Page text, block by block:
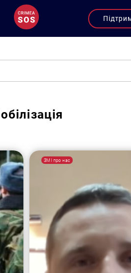
ЗМІ про нас